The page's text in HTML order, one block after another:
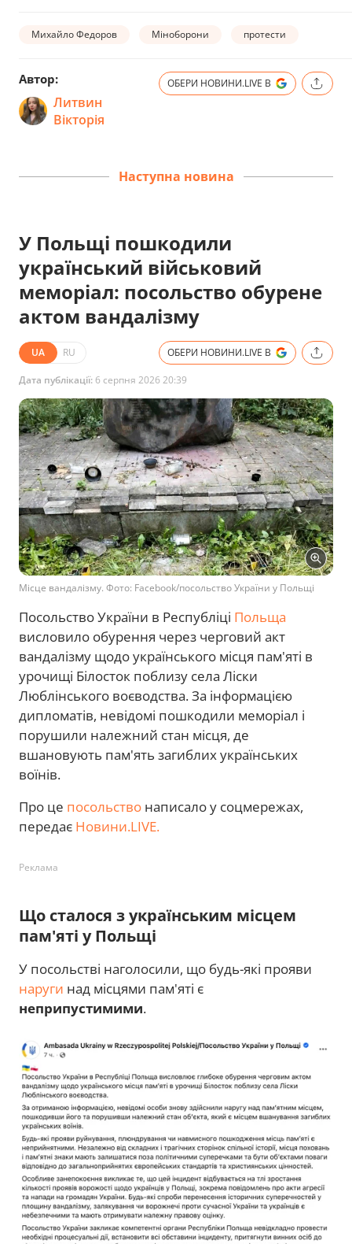
Михайло Федоров Міноборони протести
Автор:
Литвин
Вікторія
ОБЕРИ НОВИНИ.LIVE В
Наступна новина
У Польщі пошкодили
український військовий
меморіал: посольство обурене
актом вандалізму
UA RU ОБЕРИ НОВИНИ.LIVE В
Дата публікації: 6 серпня 2026 20:39
Місце вандалізму. Фото: Facebook/посольство України у Польщі
Посольство України в Республіці Польща
висловило обурення через черговий акт
вандалізму щодо українського місця пам'яті в
урочищі Білосток поблизу села Ліски
Люблінського воєводства. За інформацією
дипломатів, невідомі пошкодили меморіал і
порушили належний стан місця, де
вшановують пам'ять загиблих українських
воїнів.
Про це посольство написало у соцмережах,
передає Новини.LIVE.
Реклама
Що сталося з українським місцем
пам'яті у Польщі
У посольстві наголосили, що будь-які прояви
наруги над місцями пам'яті є
неприпустимими.